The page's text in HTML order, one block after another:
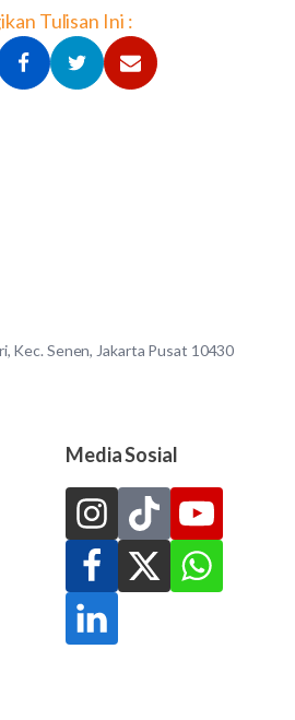
Tulisan Ini :
Kec. Senen, Jakarta Pusat 10430
Media Sosial